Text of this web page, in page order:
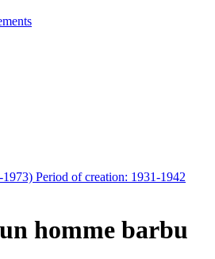
1973) Period of creation: 1931-1942
homme barbu